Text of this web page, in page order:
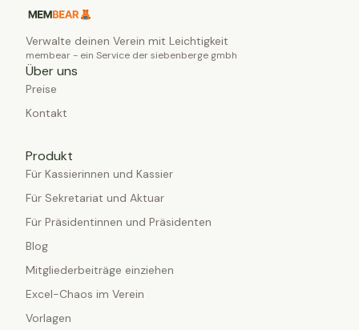
Verwalte deinen Verein mit Leichtigkeit
membear - ein Service der siebenberge gmbh
Über uns
Preise
Kontakt
Produkt
Für Kassierinnen und Kassier
Für Sekretariat und Aktuar
Für Präsidentinnen und Präsidenten
Blog
Mitgliederbeiträge einziehen
Excel-Chaos im Verein
Vorlagen